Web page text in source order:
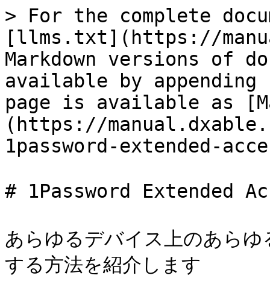
> For the complete
[llms.txt](https://
Markdown versions of
available by
page is available as
(https://
1password-extended-
# 1Password Extended
あらゆるデバイス上のあら
する方法を紹介します